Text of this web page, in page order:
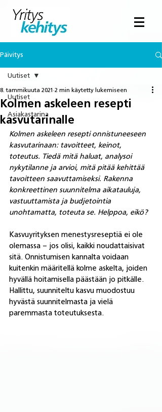
Päivitys
Uutiset
Asiakastarina
Uutiset
Kolmen askeleen resepti
kasvutarinalle
8. tammikuuta 2021 2 min käytetty lukemiseen
Kolmen askeleen resepti onnistuneeseen
kasvutarinaan: tavoitteet, keinot,
toteutus. Tiedä mitä haluat, analysoi
nykytilanne ja arvioi, mitä pitää kehittää
tavoitteen saavuttamiseksi. Rakenna
konkreettinen suunnitelma aikatauluja,
vastuuttamista ja budjetointia
unohtamatta, toteuta se. Helppoa, eikö?
Kasvuyrityksen menestysreseptiä ei ole
olemassa – jos olisi, kaikki noudattaisivat
sitä. Onnistumisen kannalta voidaan
kuitenkin määritellä kolme askelta, joiden
hyvällä hoitamisella päästään jo pitkälle.
Hallittu, suunniteltu kasvu muodostuu
hyvästä suunnitelmasta ja vielä
paremmasta toteutuksesta.